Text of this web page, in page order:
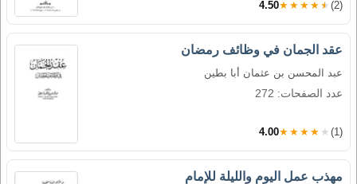
4.50★★★★★ (2)
عقد الجمان في وظائف رمضان
عبد المحسن بن عثمان أبا بطين
عدد الصفحات: 272
4.00★★★★★ (1)
مهذب عمل اليوم والليلة للإمام